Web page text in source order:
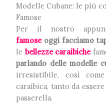
Modelle Cubane: le più
Famose
Per il nostro
famose oggi facciamo
le bellezze caraibiche
parlando delle modelle
irresistibile, così
caraibica, tanto da
passerella.